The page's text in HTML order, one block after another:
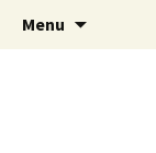
ILC
Menu